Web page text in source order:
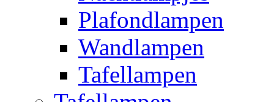
Plafondlampen
Wandlampen
Tafellampen